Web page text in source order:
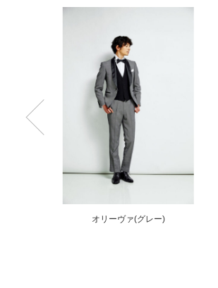
オリーヴァ(グレー)